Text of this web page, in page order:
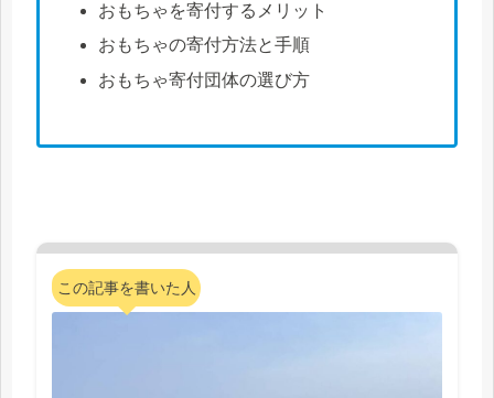
おもちゃを寄付するメリット
おもちゃの寄付方法と手順
おもちゃ寄付団体の選び方
この記事を書いた人